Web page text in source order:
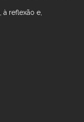
à reflexão e,